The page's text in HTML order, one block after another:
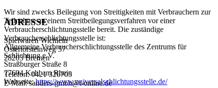
Wir sind zwecks Beilegung von Streitigkeiten mit Verbrauchern zur
Teilnahme an einem Streitbeilegungsverfahren vor einer
Verbraucherschlichtungsstelle bereit. Die zuständige
Verbraucherschlichtungsstelle ist:
Allgemeine Verbraucherschlichtungsstelle des Zentrums für
Schlichtung e.V.
Straßburger Straße 8
77694 Kehl am Rhein
Webseite:https://www.universalschlichtungsstelle.de/
ADRESSE
Spielwaren Wichlein
Ostertorsteinweg 57
28203 Bremen
Telefon: 0421 326705
E-Mail: sanders-gmbh@t-online.de